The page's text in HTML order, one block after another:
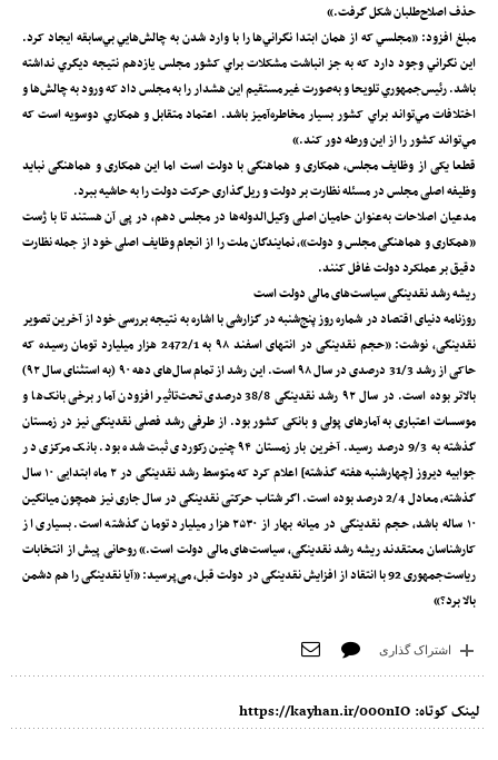
حذف اصلاح‌طلبان شکل گرفت.»
مبلغ افزود: «مجلسي که از همان ابتدا نگراني‌ها را با وارد شدن به چالش‌هايي بي‌سابقه ايجاد کرد.
اين نگراني وجود دارد که به جز انباشت مشکلات براي کشور مجلس يازدهم نتيجه ديگري نداشته
باشد. رئيس‌جمهوري تلويحا و به‌صورت غيرمستقيم اين هشدار را به مجلس داد که ورود به چالش‌ها و
اختلافات مي‌تواند براي کشور بسيار مخاطره‌آميز باشد. اعتماد متقابل و همکاري دوسويه است که
مي‌تواند کشور را از اين ورطه دور کند.»
قطعا یکی از وظایف مجلس، همکاری و هماهنگی با دولت است اما این همکاری و هماهنگی نباید
وظیفه اصلی مجلس در مسئله نظارت بر دولت و ریل‌گذاری حرکت دولت را به حاشیه ببرد.
مدعیان اصلاحات به‌عنوان حامیان اصلی وکیل‌الدوله‌ها در مجلس دهم، در پی آن هستند تا با ژست
«همکاری و هماهنگی مجلس و دولت»، نمایندگان ملت را از انجام وظایف اصلی خود از جمله نظارت
دقیق بر عملکرد دولت غافل کنند.
ریشه رشد نقدینگی سیاست‌های مالی دولت است
روزنامه دنیای اقتصاد در شماره روز پنج‌شنبه در گزارشی با اشاره به نتیجه بررسی خود از آخرین تصویر
نقدینگی، نوشت: «حجم نقدینگی در انتهای اسفند ۹۸ به 2472/1 هزار میلیارد تومان رسیده که
حاکی از رشد 31/3 درصدی در سال ۹۸ است. این رشد از تمام سال‌های دهه ۹۰ (به استثنای سال ۹۲)
بالاتر بوده است. در سال ۹۲ رشد نقدینگی 38/8 درصدی تحت‌تاثیر افزودن آمار برخی بانک‌ها و
موسسات اعتباری به آمارهای پولی و بانکی کشور بود. از طرفی رشد فصلی نقدینگی نیز در زمستان
گذشته به 9/3 درصد رسید. آخرین بار زمستان ۹۴ چنین رکوردی ثبت شده بود. بانک مرکزی در
جوابیه دیروز [چهارشنبه هفته گذشته] اعلام کرد که متوسط رشد نقدینگی در ۲ ماه ابتدایی ۱۰ سال
گذشته، معادل 2/4 درصد بوده است. اگر شتاب حرکتی نقدینگی در سال جاری نیز همچون میانگین
۱۰ ساله باشد، حجم نقدینگی در میانه بهار از ۲۵۳۰ هزار میلیارد تومان گذشته است. بسیاری از
کارشناسان معتقدند ریشه رشد نقدینگی، سیاست‌های مالی دولت است.» روحانی پیش از انتخابات
ریاست‌جمهوری 92 با انتقاد از افزایش نقدینگی در دولت قبل، می‌پرسید: «آیا نقدینگی را هم دشمن
بالا برد؟»
اشتراک گذاری
لینک کوتاه: https://kayhan.ir/000nIO